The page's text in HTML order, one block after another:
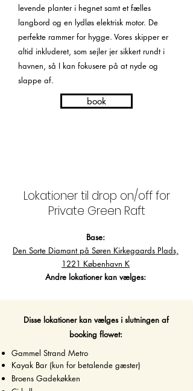
levende planter i hegnet samt et fælles
langbord og en lydløs elektrisk motor. De
perfekte rammer for hygge. Vores skipper er
altid inkluderet, som sejler jer sikkert rundt i
havnen, så I kan fokusere på at nyde og
slappe af.
book
Lokationer til drop on/off for
Private Green Raft
Base:
Den Sorte Diamant på Søren Kirkegaards Plads,
1221 København K
Andre lokationer kan vælges:
Disse lokationer kan vælges i slutningen af
booking flowet:
Gammel Strand Metro
Kayak Bar (kun for betalende gæster)
Broens Gadekøkken